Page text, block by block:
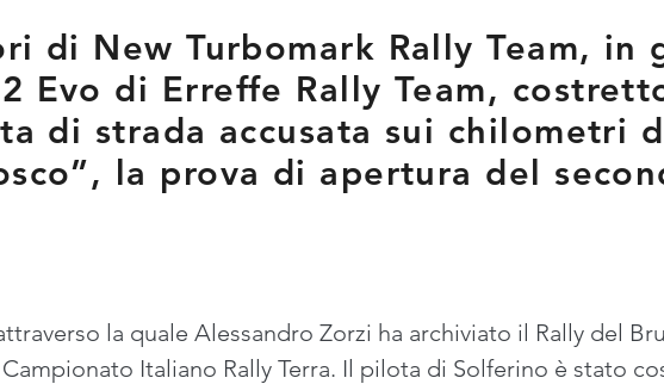
di New Turbomark Rally Team, in
Evo di Erreffe Rally Team,
di strada accusata sui chilometri
la prova di apertura del
la quale Alessandro Zorzi ha archiviato il Rally del
Italiano Rally Terra. Il pilota di Solferino è stato